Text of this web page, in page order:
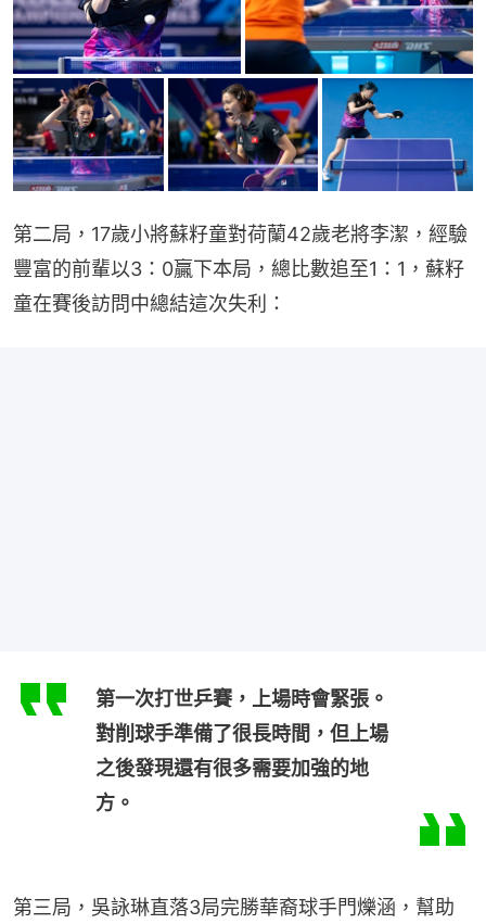
第二局，17歲小將蘇籽童對荷蘭42歲老將李潔，經驗
豐富的前輩以3：0贏下本局，總比數追至1：1，蘇籽
童在賽後訪問中總結這次失利：
第一次打世乒賽，上場時會緊張。
對削球手準備了很長時間，但上場
之後發現還有很多需要加強的地
方。
第三局，吳詠琳直落3局完勝華裔球手門爍涵，幫助